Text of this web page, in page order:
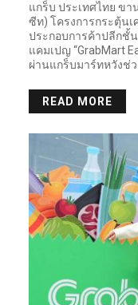
แกร็บ ประเทศไทย ขา
ซีท) โครงการกระตุ้น
ประกอบการค้าปลีกชั้
แคมเปญ “GrabMart
ผ่านแกร็บมาร์ทหวังช่
READ MORE